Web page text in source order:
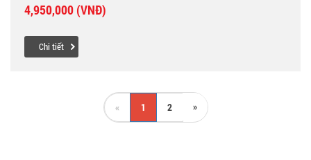
4,950,000 (VNĐ)
Chi tiết
« 1 2 »